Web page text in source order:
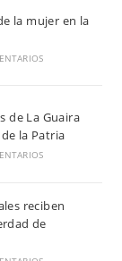
la mujer en la
de La Guaira
la Patria
reciben
de